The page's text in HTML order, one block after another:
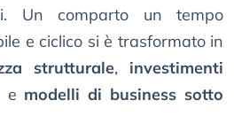
Un comparto un tempo
e ciclico si è trasformato in
strutturale, investimenti
e modelli di business sotto